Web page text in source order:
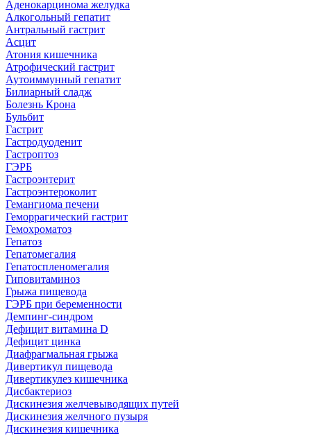
Аденокарцинома желудка
Алкогольный гепатит
Антральный гастрит
Асцит
Атония кишечника
Атрофический гастрит
Аутоиммунный гепатит
Билиарный сладж
Болезнь Крона
Бульбит
Гастрит
Гастродуоденит
Гастроптоз
ГЭРБ
Гастроэнтерит
Гастроэнтероколит
Гемангиома печени
Геморрагический гастрит
Гемохроматоз
Гепатоз
Гепатомегалия
Гепатоспленомегалия
Гиповитаминоз
Грыжа пищевода
ГЭРБ при беременности
Демпинг-синдром
Дефицит витамина D
Дефицит цинка
Диафрагмальная грыжа
Дивертикул пищевода
Дивертикулез кишечника
Дисбактериоз
Дискинезия желчевыводящих путей
Дискинезия желчного пузыря
Дискинезия кишечника